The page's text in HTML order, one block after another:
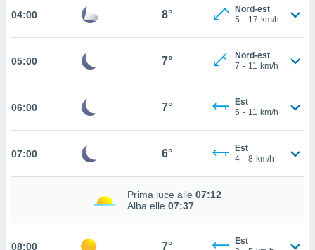
di
per
al sito
CONTINUA
04:00 8°
Nord-est
5 - 17 km/h
05:00 7°
Nord-est
7 - 11 km/h
06:00 7°
Est
5 - 11 km/h
07:00 6°
Est
4 - 8 km/h
Prima luce alle 07:12
Alba elle 07:37
08:00 7°
Est